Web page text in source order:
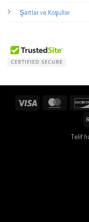
Şartlar ve Koşullar
Telif